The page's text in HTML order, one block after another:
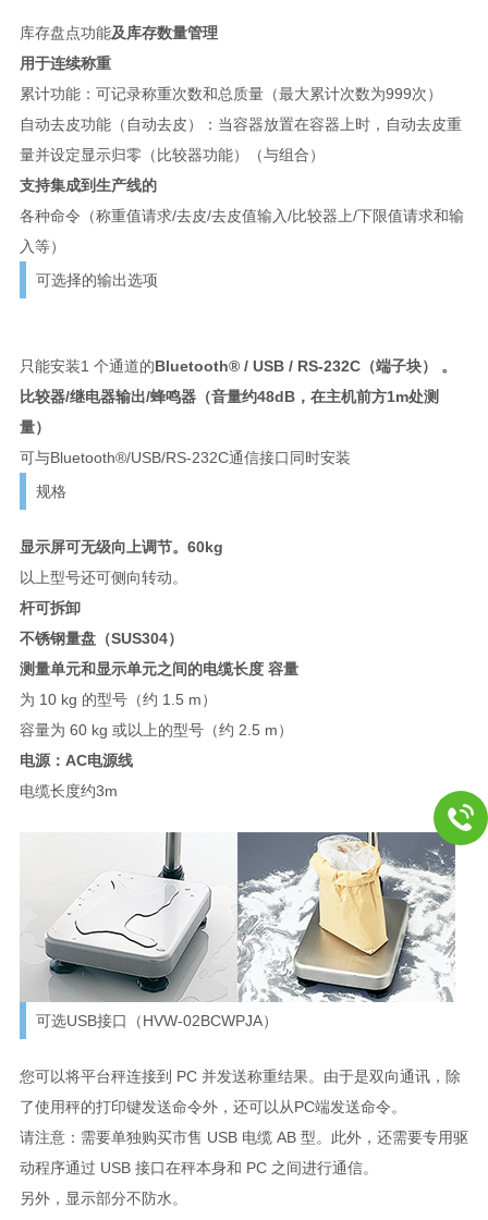
库存盘点功能及库存数量管理
用于连续称重
累计功能：可记录称重次数和总质量（最大累计次数为999次）
自动去皮功能（自动去皮）：当容器放置在容器上时，自动去皮重
量并设定显示归零（比较器功能）（与组合）
支持集成到生产线的
各种命令（称重值请求/去皮/去皮值输入/比较器上/下限值请求和输
入等）
可选择的输出选项
只能安装1 个通道的Bluetooth® / USB / RS-232C（端子块） 。
比较器/继电器输出/蜂鸣器（音量约48dB，在主机前方1m处测
量）
可与Bluetooth®/USB/RS-232C通信接口同时安装
规格
显示屏可无级向上调节。60kg
以上型号还可侧向转动。
杆可拆卸
不锈钢量盘（SUS304）
测量单元和显示单元之间的电缆长度 容量
为 10 kg 的型号（约 1.5 m）
容量为 60 kg 或以上的型号（约 2.5 m）
电源：AC电源线
电缆长度约3m
可选USB接口（HVW-02BCWPJA）
您可以将平台秤连接到 PC 并发送称重结果。由于是双向通讯，除
了使用秤的打印键发送命令外，还可以从PC端发送命令。
请注意：需要单独购买市售 USB 电缆 AB 型。此外，还需要专用驱
动程序通过 USB 接口在秤本身和 PC 之间进行通信。
另外，显示部分不防水。